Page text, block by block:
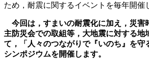
ため，耐震に関するイベントを毎年開催
今回は，すまいの耐震化に加え，災害
主防災会での取組等，大地震に対する地
て，「人々のつながりで『いのち』を守
シンポジウムを開催します。